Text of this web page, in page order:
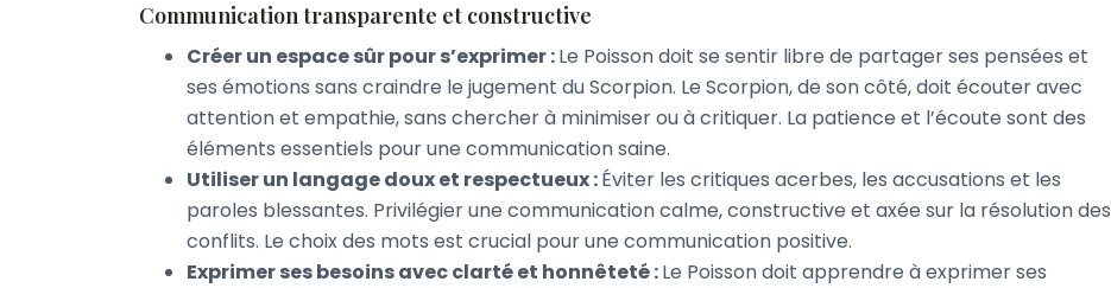
Communication transparente et constructive
Créer un espace sûr pour s’exprimer :Le Poisson doit se sentir libre de partager ses pensées et
ses émotions sans craindre le jugement du Scorpion. Le Scorpion, de son côté, doit écouter avec
attention et empathie, sans chercher à minimiser ou à critiquer. La patience et l’écoute sont des
éléments essentiels pour une communication saine.
Utiliser un langage doux et respectueux :Éviter les critiques acerbes, les accusations et les
paroles blessantes. Privilégier une communication calme, constructive et axée sur la résolution des
conflits. Le choix des mots est crucial pour une communication positive.
Exprimer ses besoins avec clarté et honnêteté :Le Poisson doit apprendre à exprimer ses